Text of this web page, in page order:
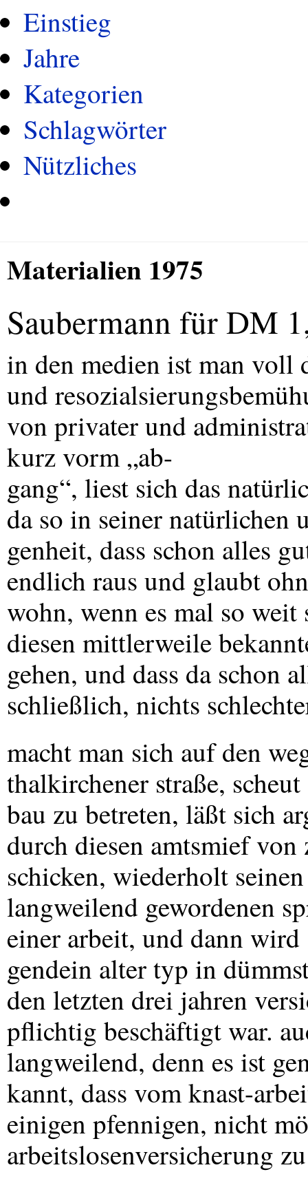
Einstieg
Jahre
Kategorien
Schlagwörter
Nützliches
Materialien 1975
Saubermann für DM
in den medien ist man voll
und
von privater und
kurz vorm „ab-
gang“, liest sich das
da so in seiner natürlichen
genheit, dass schon alles
endlich raus und glaubt
wohn, wenn es mal so
diesen mittlerweile
gehen, und dass da schon
schließlich, nichts
macht man sich auf den
thalkirchener straße,
bau zu betreten, läßt sich
durch diesen amtsmief
schicken, wiederholt
langweilend gewordenen
einer arbeit, und dann
gendein alter typ in
den letzten drei jahren
pflichtig beschäftigt war.
langweilend, denn es ist
kannt, dass vom knast-
einigen pfennigen, nicht
arbeitslosenversicherung